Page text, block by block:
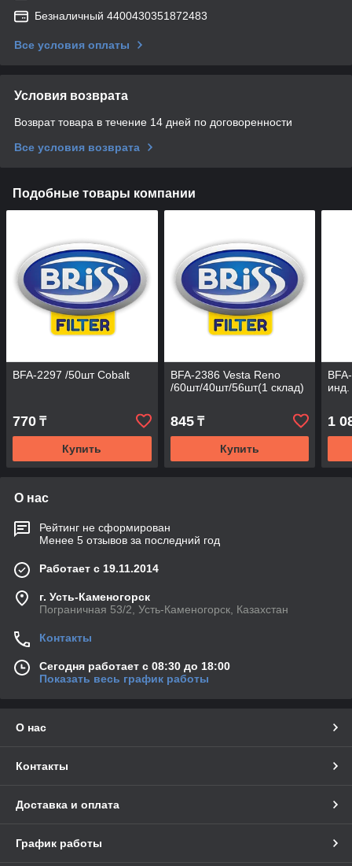
Безналичный 4400430351872483
Все условия оплаты
Условия возврата
Возврат товара в течение 14 дней по договоренности
Все условия возврата
Подобные товары компании
BFA-2297 /50шт Cobalt
770 ₸
Купить
BFA-2386 Vesta Reno
/60шт/40шт/56шт(1 склад)
845₸
Купить
инд.
1
О нас
Рейтинг не сформирован
Менее 5 отзывов за последний год
Работает с 19.11.2014
г. Усть-Каменогорск
Пограничная 53/2, Усть-Каменогорск, Казахстан
Контакты
Сегодня работает с 08:30 до 18:00
Показать весь график работы
О нас
Контакты
Доставка и оплата
График работы